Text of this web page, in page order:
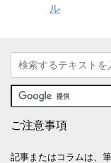
ル
ご注意事項
記事またはコラムは、